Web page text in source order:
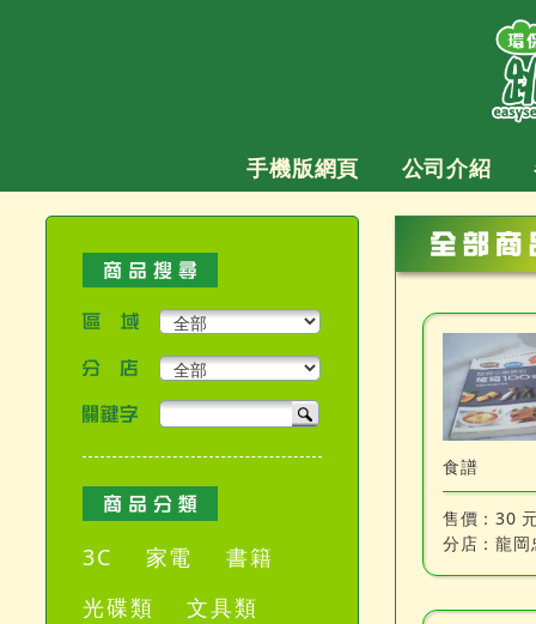
手機版網頁 公司介紹
區域
分店
關鍵字 產品搜尋
3C 家電
書籍
光碟類
文具類
食譜
售價：30
分店：龍岡